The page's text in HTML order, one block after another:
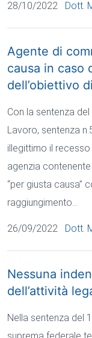
28/10/2022 Dott.
Agente di
causa in caso
dell’obiettivo
Con la sentenza
Lavoro, sentenza
illegittimo il
agenzia
“per giusta causa”
raggiungimento…
26/09/2022 Dott.
Nessuna
dell’attività
Nella sentenza del